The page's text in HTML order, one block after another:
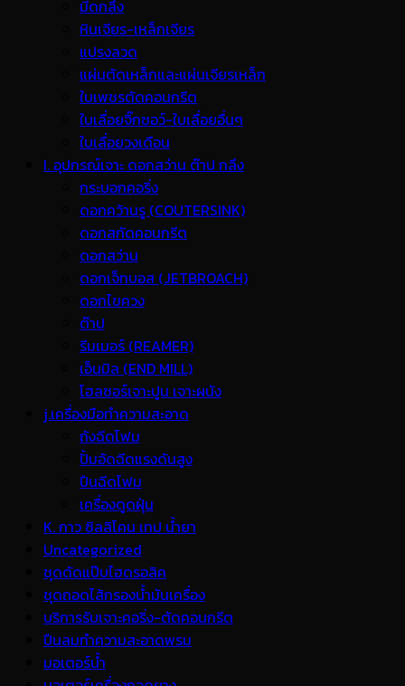
มีดกลึง
หินเจียร-เหล็กเจียร
แปรงลวด
แผ่นตัดเหล็กและแผ่นเจียรเหล็ก
ใบเพชรตัดคอนกรีต
ใบเลื่อยจิ๊กซอว์-ใบเลื่อยอื่นๆ
ใบเลื่อยวงเดือน
I. อุปกรณ์เจาะ ดอกสว่าน ต๊าป กลึง
กระบอกคอริ่ง
ดอกคว้านรู (COUTERSINK)
ดอกสกัดคอนกรีต
ดอกสว่าน
ดอกเจ็ทบอส (JETBROACH)
ดอกไขควง
ต๊าป
รีมเมอร์ (REAMER)
เอ็นมิล (END MILL)
โฮลซอร์เจาะปูน เจาะผนัง
j.เครื่องมือทำความสะอาด
ถังฉีดโฟม
ปั้มอัดฉีดแรงดันสูง
ปืนฉีดโฟม
เครื่องดูดฝุ่น
K. กาว ซิลลิโคน เทป น้ำยา
Uncategorized
ชุดดัดแป๊บไฮดรอลิค
ชุดถอดไส้กรองน้ำมันเครื่อง
บริการรับเจาะคอริ่ง-ตัดคอนกรีต
ปืนลมทำความสะอาดพรม
มอเตอร์น้ำ